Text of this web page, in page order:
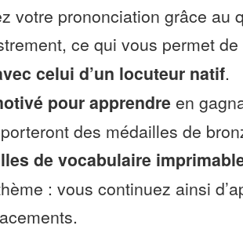
votre prononciation grâce au
ce qui vous permet de
celui d’un locuteur natif.
pour apprendre en
des médailles de
de vocabulaire
: vous continuez ainsi